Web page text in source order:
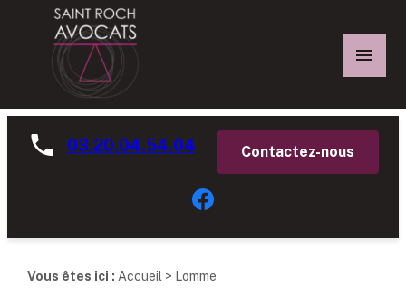
03.20.04.54.04 Contactez-nous
Vous êtes ici : Accueil > Lomme
Panneau de gestion des cookies